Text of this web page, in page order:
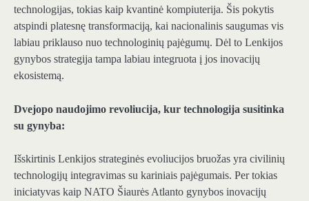
technologijas, tokias kaip kvantinė kompiuterija. Šis pokytis
atspindi platesnę transformaciją, kai nacionalinis saugumas vis
labiau priklauso nuo technologinių pajėgumų. Dėl to Lenkijos
gynybos strategija tampa labiau integruota į jos inovacijų
ekosistemą.
Dvejopo naudojimo revoliucija, kur technologija susitinka
su gynyba:
Išskirtinis Lenkijos strateginės evoliucijos bruožas yra civilinių
technologijų integravimas su kariniais pajėgumais. Per tokias
iniciatyvas kaip NATO Šiaurės Atlanto gynybos inovacijų